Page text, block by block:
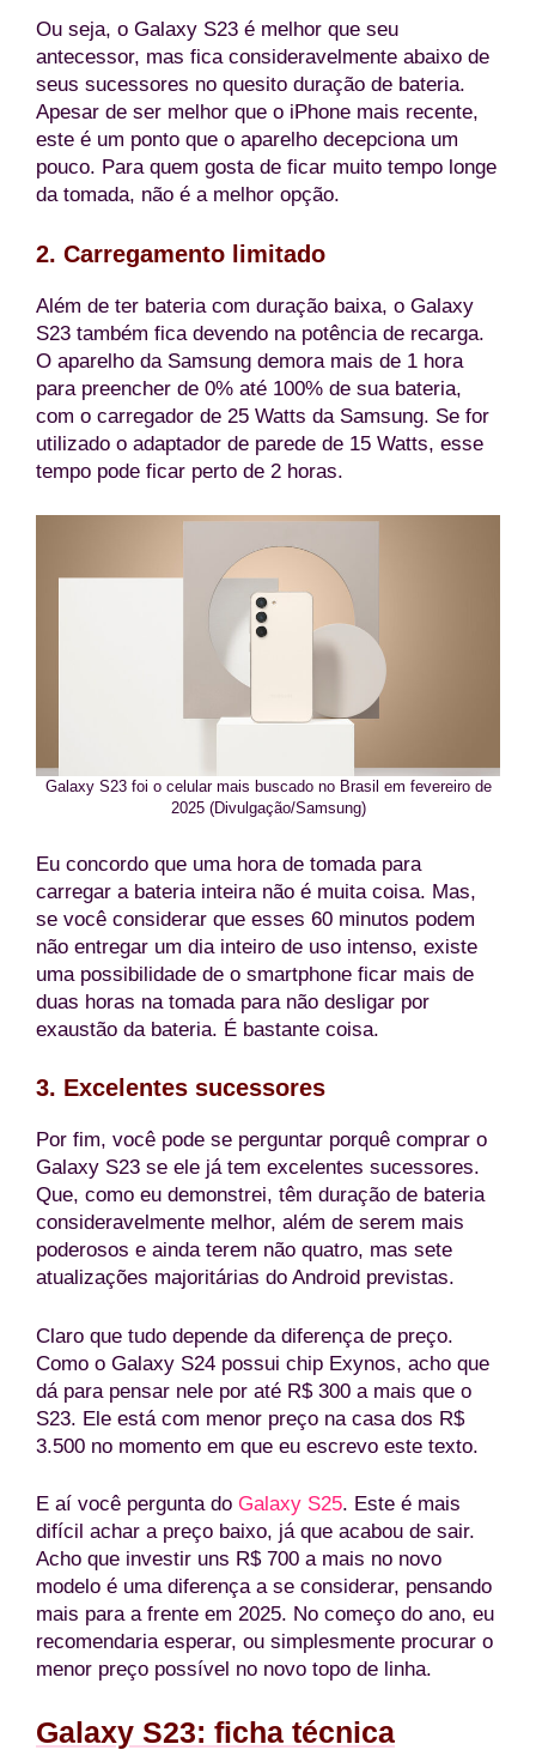
Ou seja, o Galaxy S23 é melhor que seu
antecessor, mas fica consideravelmente abaixo de
seus sucessores no quesito duração de bateria.
Apesar de ser melhor que o iPhone mais recente,
este é um ponto que o aparelho decepciona um
pouco. Para quem gosta de ficar muito tempo longe
da tomada, não é a melhor opção.
2. Carregamento limitado
Além de ter bateria com duração baixa, o Galaxy
S23 também fica devendo na potência de recarga.
O aparelho da Samsung demora mais de 1 hora
para preencher de 0% até 100% de sua bateria,
com o carregador de 25 Watts da Samsung. Se for
utilizado o adaptador de parede de 15 Watts, esse
tempo pode ficar perto de 2 horas.
Galaxy S23 foi o celular mais buscado no Brasil em fevereiro de
2025 (Divulgação/Samsung)
Eu concordo que uma hora de tomada para
carregar a bateria inteira não é muita coisa. Mas,
se você considerar que esses 60 minutos podem
não entregar um dia inteiro de uso intenso, existe
uma possibilidade de o smartphone ficar mais de
duas horas na tomada para não desligar por
exaustão da bateria. É bastante coisa.
3. Excelentes sucessores
Por fim, você pode se perguntar porquê comprar o
Galaxy S23 se ele já tem excelentes sucessores.
Que, como eu demonstrei, têm duração de bateria
consideravelmente melhor, além de serem mais
poderosos e ainda terem não quatro, mas sete
atualizações majoritárias do Android previstas.
Claro que tudo depende da diferença de preço.
Como o Galaxy S24 possui chip Exynos, acho que
dá para pensar nele por até R$ 300 a mais que o
S23. Ele está com menor preço na casa dos R$
3.500 no momento em que eu escrevo este texto.
E aí você pergunta do Galaxy S25. Este é mais
difícil achar a preço baixo, já que acabou de sair.
Acho que investir uns R$ 700 a mais no novo
modelo é uma diferença a se considerar, pensando
mais para a frente em 2025. No começo do ano, eu
recomendaria esperar, ou simplesmente procurar o
menor preço possível no novo topo de linha.
Galaxy S23: ficha técnica